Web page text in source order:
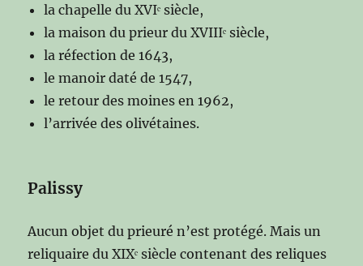
la chapelle du XVIᵉ siècle,
la maison du prieur du XVIIIᵉ siècle,
la réfection de 1643,
le manoir daté de 1547,
le retour des moines en 1962,
l’arrivée des olivétaines.
Palissy
Aucun objet du prieuré n’est protégé. Mais un
reliquaire du XIXᵉ siècle contenant des reliques